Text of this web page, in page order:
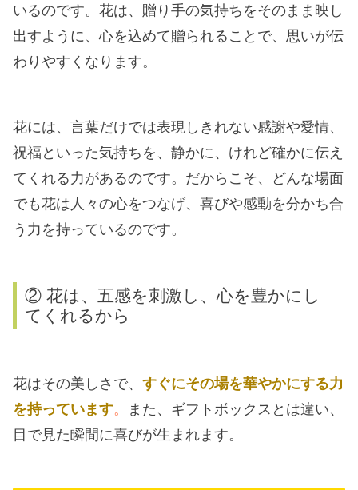
いるのです。花は、贈り手の気持ちをそのまま映し
出すように、心を込めて贈られることで、思いが伝
わりやすくなります。
花には、言葉だけでは表現しきれない感謝や愛情、
祝福といった気持ちを、静かに、けれど確かに伝え
てくれる力があるのです。だからこそ、どんな場面
でも花は人々の心をつなげ、喜びや感動を分かち合
う力を持っているのです。
② 花は、五感を刺激し、心を豊かにし
てくれるから
花はその美しさで、 すぐにその場を華やかにする力
を持っています。
また、ギフトボックスとは違い、
目で見た瞬間に喜びが生まれます。